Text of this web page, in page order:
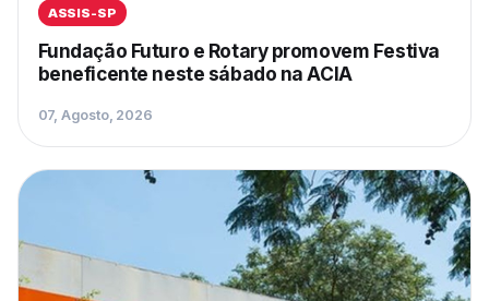
ASSIS-SP
Fundação Futuro e Rotary promovem Festiva
beneficente neste sábado na ACIA
07, Agosto, 2026